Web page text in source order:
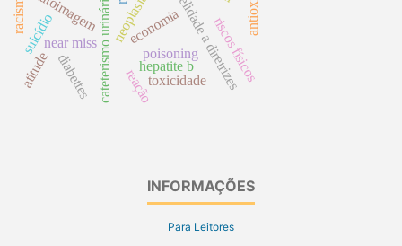
hepatite b
poisoning
cateterismo urinário
near miss fidelidade a diretrizes
riscos físicos
autoimagem economia
suicídio
reação
diabettes toxicidade
racismo
atitude
INFORMAÇÕES
Para Leitores